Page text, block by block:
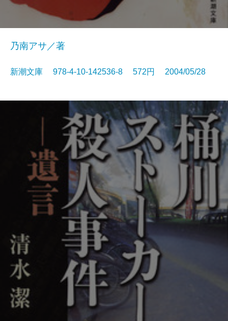
乃南アサ／著
新潮文庫 978-4-10-142536-8 572円 2004/05/28